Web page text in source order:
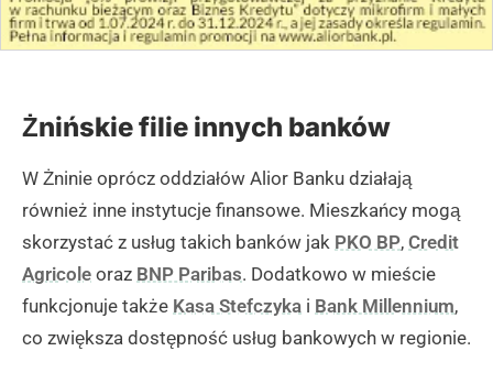
Żnińskie filie innych banków
W Żninie oprócz oddziałów Alior Banku działają
również inne instytucje finansowe. Mieszkańcy mogą
skorzystać z usług takich banków jak PKO BP, Credit
Agricole oraz BNP Paribas. Dodatkowo w mieście
funkcjonuje także Kasa Stefczyka i Bank Millennium,
co zwiększa dostępność usług bankowych w regionie.